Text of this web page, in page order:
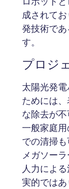
成されて
発技術であ
す。
プロジ
太陽光発
ためには
な除去が不
一般家庭
での清掃も
メガソー
人力によ
実的ではあ